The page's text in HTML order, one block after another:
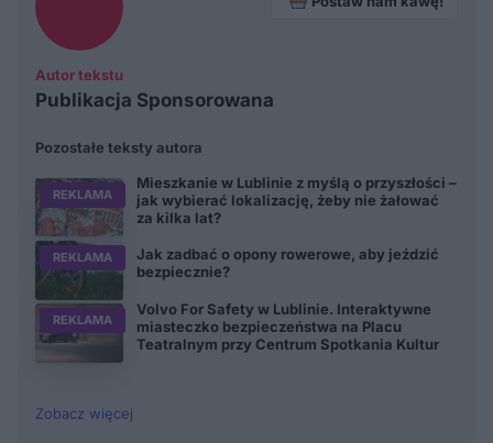
Autor tekstu
Publikacja Sponsorowana
Pozostałe teksty autora
REKLAMA
Mieszkanie w Lublinie z myślą o przyszłości –
jak wybierać lokalizację, żeby nie żałować
za kilka lat?
REKLAMA
Jak zadbać o opony rowerowe, aby jeździć
bezpiecznie?
REKLAMA
Volvo For Safety w Lublinie. Interaktywne
miasteczko bezpieczeństwa na Placu
Teatralnym przy Centrum Spotkania Kultur
Zobacz więcej